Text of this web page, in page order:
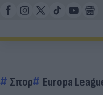
Σπορ Europa